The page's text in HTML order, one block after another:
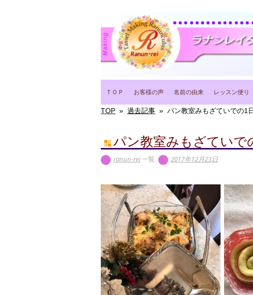
Main menu
content
ＴＯＰ お客様の声 名前の由来 レッスン便り
TOP »過去記事 »パン教室みもざていでの1
パン教室みもざていで
ranun-rei 一覧 2017年12月23日